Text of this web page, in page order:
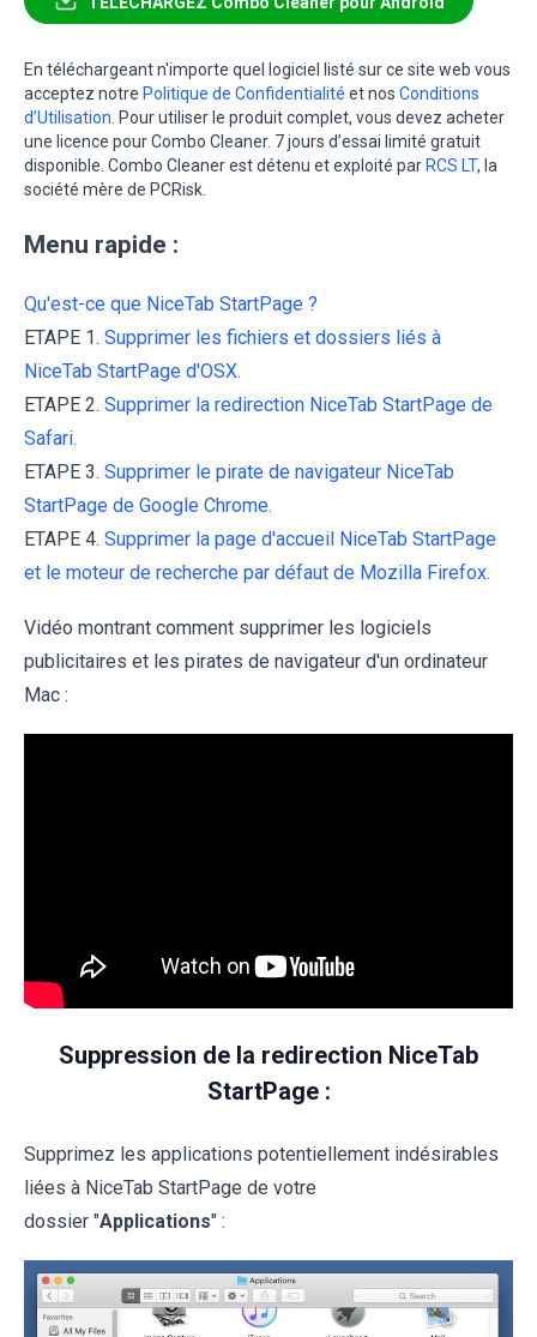
En téléchargeant n'importe quel logiciel listé sur ce site web vous
acceptez notre Politique de Confidentialité et nos Conditions
d’Utilisation . Pour utiliser le produit complet, vous devez acheter
une licence pour Combo Cleaner. 7 jours d’essai limité gratuit
disponible. Combo Cleaner est détenu et exploité par RCS LT, la
société mère de PCRisk.
Menu rapide :
Qu'est-ce que NiceTab StartPage ?
ETAPE 1. Supprimer les fichiers et dossiers liés à
NiceTab StartPage d'OSX.
ETAPE 2. Supprimer la redirection NiceTab StartPage de
Safari.
ETAPE 3. Supprimer le pirate de navigateur NiceTab
StartPage de Google Chrome.
ETAPE 4. Supprimer la page d'accueil NiceTab StartPage
et le moteur de recherche par défaut de Mozilla Firefox.
Vidéo montrant comment supprimer les logiciels
publicitaires et les pirates de navigateur d'un ordinateur
Mac :
Suppression de la redirection NiceTab
StartPage :
Supprimez les applications potentiellement indésirables
liées à NiceTab StartPage de votre
dossier "Applications" :